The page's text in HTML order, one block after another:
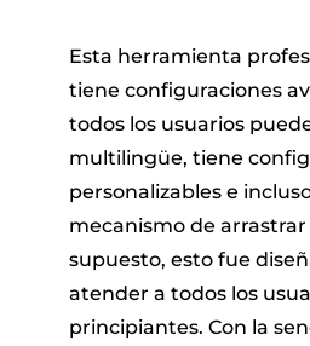
Esta herramienta
tiene configuraciones
todos los usuarios
multilingüe, tiene
personalizables e
mecanismo de arrastrar
supuesto, esto fue
atender a todos los
principiantes. Con la